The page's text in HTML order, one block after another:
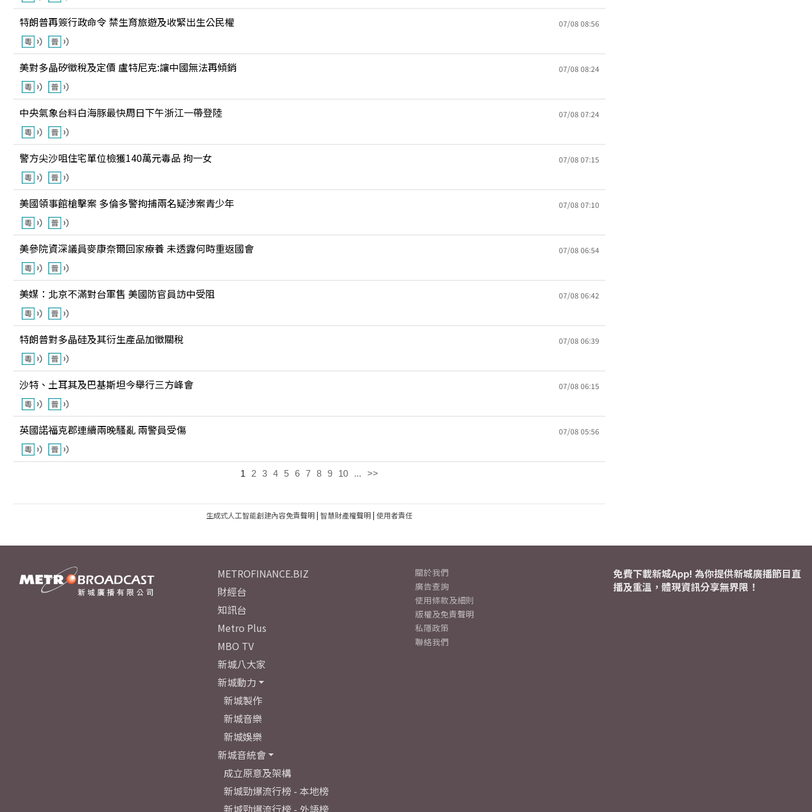
特朗普再簽行政命令 禁生育旅遊及收緊出生公民權 07/08 08:56
美對多晶矽徵稅及定價 盧特尼克:讓中國無法再傾銷 07/08 08:24
中央氣象台料白海豚最快周日下午浙江一帶登陸 07/08 07:24
警方尖沙咀住宅單位檢獲140萬元毒品 拘一女 07/08 07:15
美國領事館槍擊案 多倫多警拘捕兩名疑涉案青少年 07/08 07:10
美參院資深議員麥康奈爾回家療養 未透露何時重返國會 07/08 06:54
美媒：北京不滿對台軍售 美國防官員訪中受阻 07/08 06:42
特朗普對多晶硅及其衍生產品加徵關稅 07/08 06:39
沙特、土耳其及巴基斯坦今舉行三方峰會 07/08 06:15
英國諾福克郡連續兩晚騷亂 兩警員受傷 07/08 05:56
1 2 3 4 5 6 7 8 9 10 ... >>
生成式人工智能創建內容免責聲明| 智慧財產權聲明| 使用者責任
METROFINANCE.BIZ
財經台
知訊台
Metro Plus
MBO TV
新城八大家
新城動力
新城製作
新城音樂
新城娛樂
新城音統會
成立原意及架構
新城勁爆流行榜 - 本地榜
新城勁爆流行榜 - 外語榜
關於我們
廣告查詢
使用條款及細則
版權及免責聲明
私隱政策
聯絡我們
免費下載新城App! 為你提供新城廣播節目直
播及重溫，體現資訊分享無界限！